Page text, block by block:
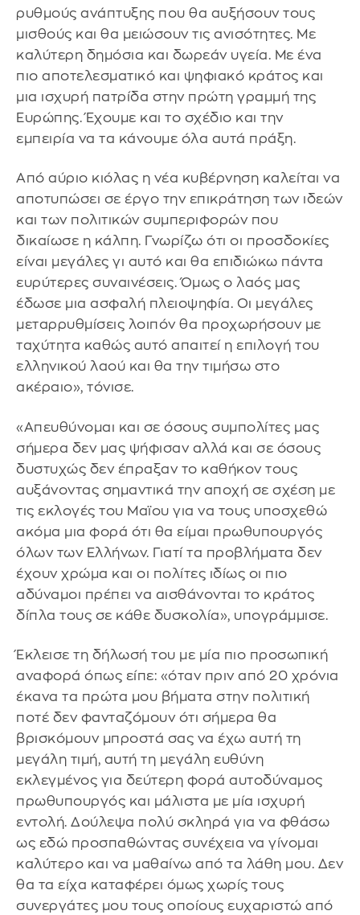
ρυθμούς ανάπτυξης που θα αυξήσουν τους
μισθούς και θα μειώσουν τις ανισότητες. Με
καλύτερη δημόσια και δωρεάν υγεία. Με ένα
πιο αποτελεσματικό και ψηφιακό κράτος και
μια ισχυρή πατρίδα στην πρώτη γραμμή της
Ευρώπης. Έχουμε και το σχέδιο και την
εμπειρία να τα κάνουμε όλα αυτά πράξη.
Από αύριο κιόλας η νέα κυβέρνηση καλείται να
αποτυπώσει σε έργο την επικράτηση των ιδεών
και των πολιτικών συμπεριφορών που
δικαίωσε η κάλπη. Γνωρίζω ότι οι προσδοκίες
είναι μεγάλες γι αυτό και θα επιδιώκω πάντα
ευρύτερες συναινέσεις. Όμως ο λαός μας
έδωσε μια ασφαλή πλειοψηφία. Οι μεγάλες
μεταρρυθμίσεις λοιπόν θα προχωρήσουν με
ταχύτητα καθώς αυτό απαιτεί η επιλογή του
ελληνικού λαού και θα την τιμήσω στο
ακέραιο», τόνισε.
«Απευθύνομαι και σε όσους συμπολίτες μας
σήμερα δεν μας ψήφισαν αλλά και σε όσους
δυστυχώς δεν έπραξαν το καθήκον τους
αυξάνοντας σημαντικά την αποχή σε σχέση με
τις εκλογές του Μαϊου για να τους υποσχεθώ
ακόμα μια φορά ότι θα είμαι πρωθυπουργός
όλων των Ελλήνων. Γιατί τα προβλήματα δεν
έχουν χρώμα και οι πολίτες ιδίως οι πιο
αδύναμοι πρέπει να αισθάνονται το κράτος
δίπλα τους σε κάθε δυσκολία», υπογράμμισε.
Έκλεισε τη δήλωσή του με μία πιο προσωπική
αναφορά όπως είπε: «όταν πριν από 20 χρόνια
έκανα τα πρώτα μου βήματα στην πολιτική
ποτέ δεν φανταζόμουν ότι σήμερα θα
βρισκόμουν μπροστά σας να έχω αυτή τη
μεγάλη τιμή, αυτή τη μεγάλη ευθύνη
εκλεγμένος για δεύτερη φορά αυτοδύναμος
πρωθυπουργός και μάλιστα με μία ισχυρή
εντολή. Δούλεψα πολύ σκληρά για να φθάσω
ως εδώ προσπαθώντας συνέχεια να γίνομαι
καλύτερο και να μαθαίνω από τα λάθη μου. Δεν
θα τα είχα καταφέρει όμως χωρίς τους
συνεργάτες μου τους οποίους ευχαριστώ από